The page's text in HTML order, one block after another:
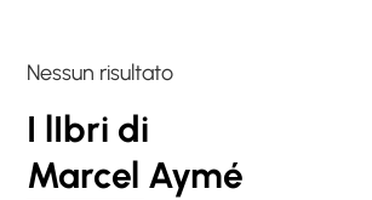
Nessun risultato
I lIbri di
Marcel Aymé